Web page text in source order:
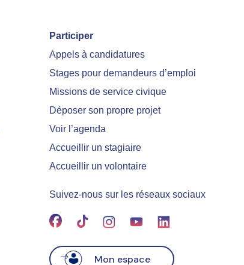
Participer
Appels à candidatures
Stages pour demandeurs d’emploi
Missions de service civique
Déposer son propre projet
Voir l’agenda
Accueillir un stagiaire
Accueillir un volontaire
Suivez-nous sur les réseaux sociaux
Mon espace